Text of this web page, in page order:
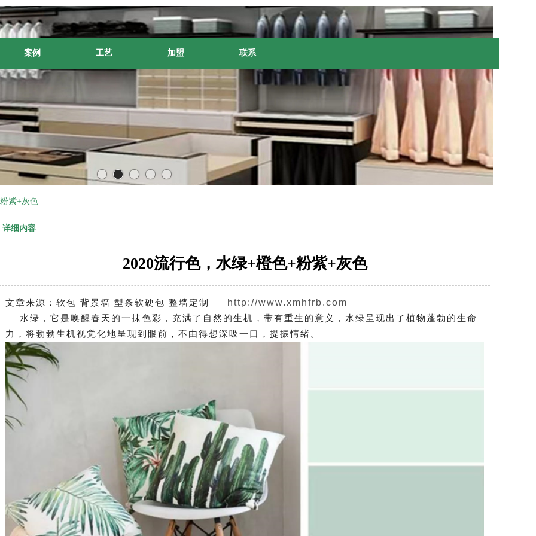
案例 工艺 加盟 联系
紫+灰色
详细内容
2020流行色，水绿+橙色+粉紫+灰色
文章来源：软包 背景墙 型条软硬包 整墙定制
http://www.xmhfrb.com
水绿，它是唤醒春天的一抹色彩，充满了自然的生机，带有重生的意义，水绿呈现出了植物蓬勃的生命
力，将勃勃生机视觉化地呈现到眼前，不由得想深吸一口，提振情绪。